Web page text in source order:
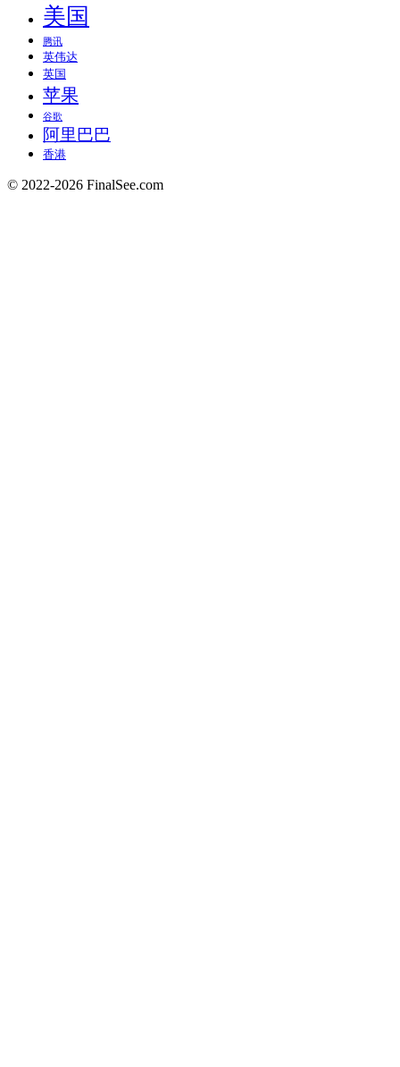
美国
腾讯
英伟达
英国
苹果
谷歌
阿里巴巴
香港
© 2022-2026 FinalSee.com